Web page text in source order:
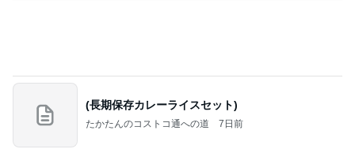
(長期保存カレーライスセット)
たかたんのコストコ通への道 7日前